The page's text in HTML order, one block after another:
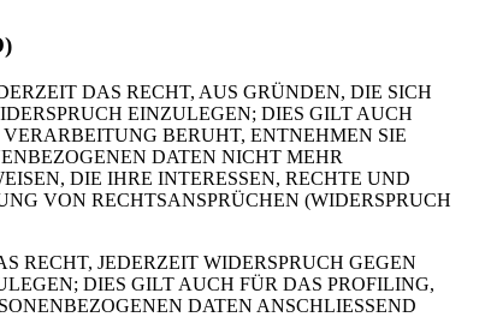
DAS RECHT, AUS GRÜNDEN, DIE SICH
EINZULEGEN; DIES GILT AUCH
BERUHT, ENTNEHMEN SIE
DATEN NICHT MEHR
DIE IHRE INTERESSEN, RECHTE UND
VON RECHTSANSPRÜCHEN (WIDERSPRUCH
RECHT, JEDERZEIT WIDERSPRUCH GEGEN
DIES GILT AUCH FÜR DAS PROFILING,
DATEN ANSCHLIESSEND